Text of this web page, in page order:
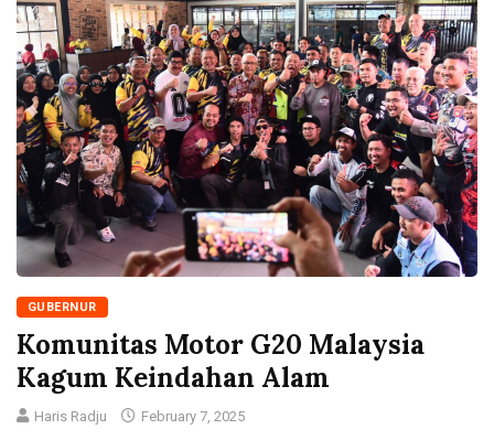
GUBERNUR
Komunitas Motor G20 Malaysia
Kagum Keindahan Alam
Haris Radju February 7, 2025